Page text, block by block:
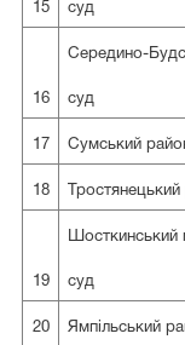
15 суд
16
Середино-
суд
17 Сумський
18
19
Шосткинський
суд
20 Ямпільський